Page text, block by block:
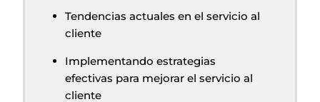
Tendencias actuales en el servicio al
cliente
Implementando estrategias
efectivas para mejorar el servicio al
cliente